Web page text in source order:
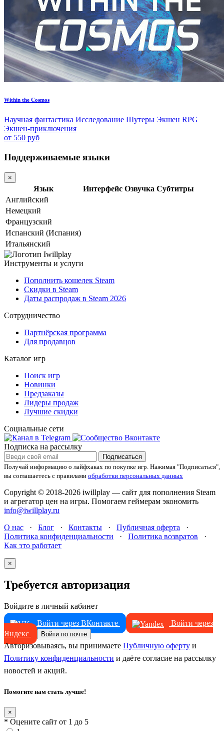
Within the Cosmos
Научная фантастика Исследование Шутеры Экшен RPG
Экшен-приключения
от 550 руб
Поддерживаемые языки
×
Язык Интерфейс Озвучка Субтитры
Английский
Немецкий
Французский
Испанский (Испания)
Итальянский
Инструменты и услуги
Пополнить кошелек Steam
Скидки в Steam
Даты распродаж в Steam 2026
Сотрудничество
Партнёрская программа
Для продавцов
Каталог игр
Поиск игр
Новинки
Предзаказы
Лидеры продаж
Лучшие скидки
Социальные сети
Подписка на рассылку
Подписаться
Получай информацию о лайфхаках по покупке игр. Нажимая "Подписаться",
вы соглашаетесь с правилами обработки персональных данных
Copyright © 2018-2026 iwillplay — сайт для пополнения Steam
и агрегатор цен на игры. Помогаем геймерам экономить
info@iwillplay.ru
О нас · Блог · Контакты · Публичная оферта ·
Политика конфиденциальности · Политика возвратов ·
Как это работает
×
Требуется авторизация
Войдите в личный кабинет
Войти через ВКонтакте
Войти через
Яндекс
Войти по почте
Авторизовываясь, вы принимаете Публичную оферту и
Политику конфиденциальности и даёте согласие на рассылку
новостей и акций.
Помогите нам стать лучше!
×
* Оцените сайт от 1 до 5